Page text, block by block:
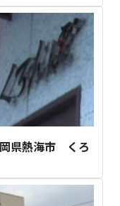
県熱海市 くろ